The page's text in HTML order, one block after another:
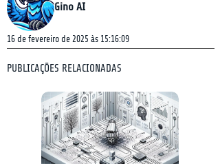
Gino AI
16 de fevereiro de 2025 às 15:16:09
PUBLICAÇÕES RELACIONADAS